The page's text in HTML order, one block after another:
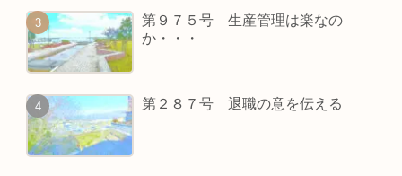
第９７５号 生産管理は楽なの
か・・・
第２８７号 退職の意を伝える